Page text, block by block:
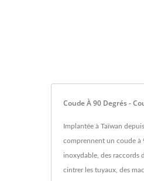
Coude À 90 Degrés -
Implantée à Taïwan
comprennent un coude à
inoxydable, des raccords
cintrer les tuyaux, des